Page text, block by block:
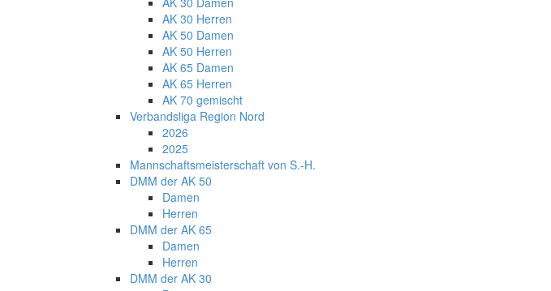
AK 30 Herren
AK 50 Damen
AK 50 Herren
AK 65 Damen
AK 65 Herren
AK 70 gemischt
Verbandsliga Region Nord
2026
2025
Mannschaftsmeisterschaft von S.-H.
DMM der AK 50
Damen
Herren
DMM der AK 65
Damen
Herren
DMM der AK 30